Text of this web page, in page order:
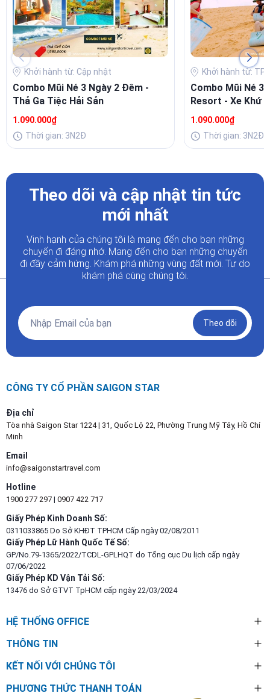
Khởi hành từ: Cập nhật
Combo Mũi Né 3 Ngày 2 Đêm -
Thả Ga Tiệc Hải Sản
1.090.000₫
Thời gian: 3N2Đ
Khởi hành từ: TP
Combo Mũi Né 3
Resort - Xe Khứ
1.090.000₫
Thời gian: 3N2Đ
Theo dõi và cập nhật tin tức
mới nhất
Vinh hạnh của chúng tôi là mang đến cho bạn những
chuyến đi đáng nhớ. Mang đến cho bạn những chuyến
đi đầy cảm hứng. Khám phá những vùng đất mới. Tự do
khám phá cùng chúng tôi.
Theo dõi
CÔNG TY CỔ PHẦN SAIGON STAR
Địa chỉ
Tòa nhà Saigon Star 1224 | 31, Quốc Lộ 22, Phường Trung Mỹ Tây, Hồ Chí
Minh
Email
info@saigonstartravel.com
Hotline
1900 277 297 | 0907 422 717
Giấy Phép Kinh Doanh Số:
0311033865 Do Sở KHĐT TPHCM Cấp ngày 02/08/2011
Giấy Phép Lữ Hành Quốc Tế Số:
GP/No.79-1365/2022/TCDL-GPLHQT do Tổng cục Du lịch cấp ngày
07/06/2022
Giấy Phép KD Vận Tải Số:
13476 do Sở GTVT TpHCM cấp ngày 22/03/2024
HỆ THỐNG OFFICE
THÔNG TIN
KẾT NỐI VỚI CHÚNG TÔI
PHƯƠNG THỨC THANH TOÁN